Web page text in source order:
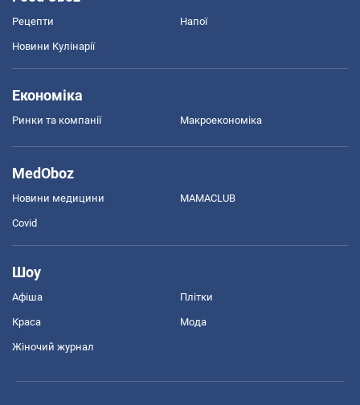
Рецепти Напої
Новини Кулінарії
Економіка
Ринки та компанії Макроекономіка
MedOboz
Новини медицини MAMACLUB
Covid
Шоу
Афіша Плітки
Краса Мода
Жіночий журнал